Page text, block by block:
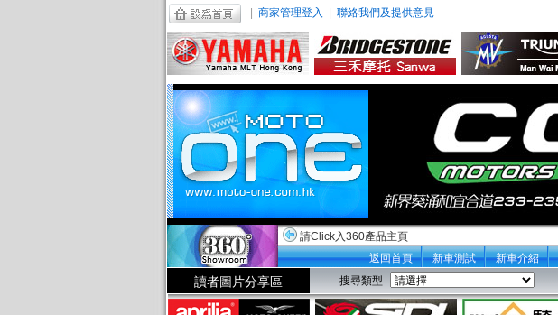
商家管理登入 聯絡我們及提供意見
請Click入360產品主頁
返回首頁
新車測試 新車介紹
讀者圖片分享區 搜尋類型